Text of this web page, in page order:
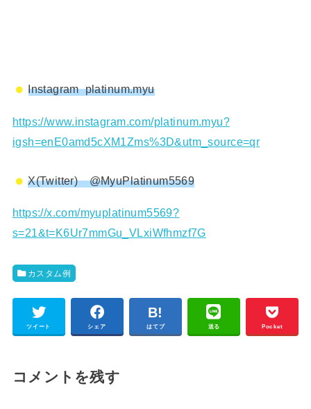
Instagram platinum.myu
https://www.instagram.com/platinum.myu?
igsh=enE0amd5cXM1Zms%3D&utm_source=qr
X(Twitter) @MyuPlatinum5569
https://x.com/myuplatinum5569?
s=21&t=K6Ur7mmGu_VLxiWfhmzf7G
カスタム例
ツイート シェア はてブ 送る Pocket
コメントを残す